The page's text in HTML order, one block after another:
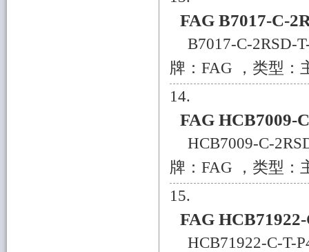
FAG B7017-C-
B7017-C-2RSD-
牌：FAG ，类型：
FAG HCB7009-
HCB7009-C-
牌：FAG ，类型：
FAG
HCB71922-C-T-